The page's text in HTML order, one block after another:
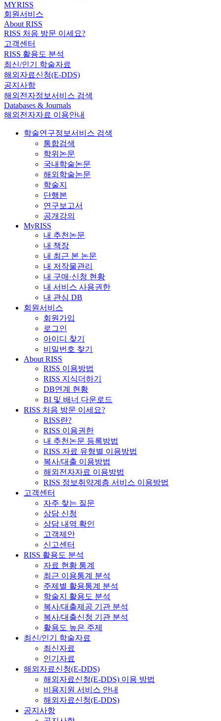
MYRISS
회원서비스
About RISS
RISS 처음 방문 이세요?
고객센터
RISS 활용도 분석
최신/인기 학술자료
해외자료신청(E-DDS)
공지사항
해외전자정보서비스 검색
Databases & Journals
해외전자자료 이용안내
학술연구정보서비스 검색
통합검색
학위논문
국내학술논문
해외학술논문
학술지
단행본
연구보고서
공개강의
MyRISS
내 추천논문
내 책장
내 최근 본 논문
내 저작물관리
내 구매·신청 현황
내 서비스 사용권한
내 관심 DB
회원서비스
회원가입
로그인
아이디 찾기
비밀번호 찾기
About RISS
RISS 이용방법
RISS 지식더하기
DB연계 현황
BI 및 배너 다운로드
RISS 처음 방문 이세요?
RISS란?
RISS 이용권한
내 추천논문 등록방법
RISS 자료 유형별 이용방법
복사/대출 이용방법
해외전자자료 이용방법
RISS 정보취약계층 서비스 이용방법
고객센터
자주 찾는 질문
상담 신청
상담 내역 확인
고객제안
신고센터
RISS 활용도 분석
자료 현황 통계
최근 이용통계 분석
주제별 활용통계 분석
학술지 활용도 분석
복사/대출제공 기관 분석
복사/대출신청 기관 분석
활용도 높은 주제
최신/인기 학술자료
최신자료
인기자료
해외자료신청(E-DDS)
해외자료신청(E-DDS) 이용 방법
비용지원 서비스 안내
해외자료신청(E-DDS)
공지사항